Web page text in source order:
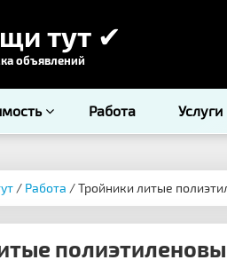
тут ✔
объявлений
Работа Услуги
/ Работа / Тройники литые